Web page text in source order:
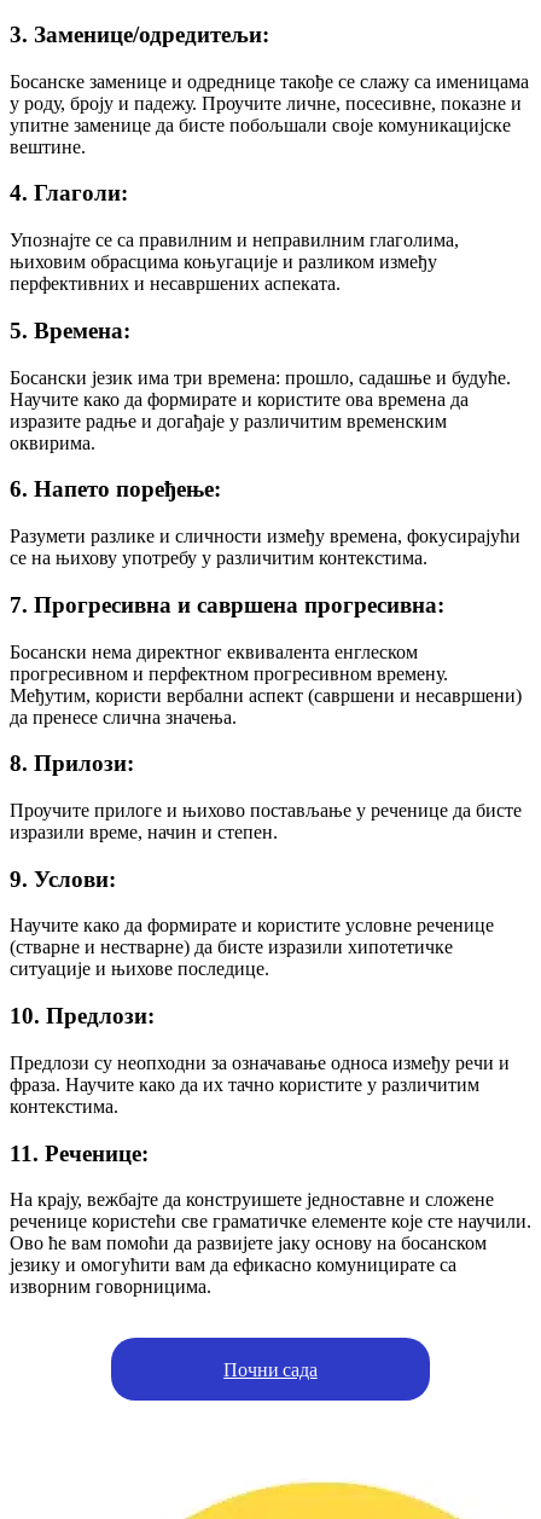
3. Заменице/одредитељи:
Босанске заменице и одреднице такође се слажу са именицама
у роду, броју и падежу. Проучите личне, посесивне, показне и
упитне заменице да бисте побољшали своје комуникацијске
вештине.
4. Глаголи:
Упознајте се са правилним и неправилним глаголима,
њиховим обрасцима коњугације и разликом између
перфективних и несавршених аспеката.
5. Времена:
Босански језик има три времена: прошло, садашње и будуће.
Научите како да формирате и користите ова времена да
изразите радње и догађаје у различитим временским
оквирима.
6. Напето поређење:
Разумети разлике и сличности између времена, фокусирајући
се на њихову употребу у различитим контекстима.
7. Прогресивна и савршена прогресивна:
Босански нема директног еквивалента енглеском
прогресивном и перфектном прогресивном времену.
Међутим, користи вербални аспект (савршени и несавршени)
да пренесе слична значења.
8. Прилози:
Проучите прилоге и њихово постављање у реченице да бисте
изразили време, начин и степен.
9. Услови:
Научите како да формирате и користите условне реченице
(стварне и нестварне) да бисте изразили хипотетичке
ситуације и њихове последице.
10. Предлози:
Предлози су неопходни за означавање односа између речи и
фраза. Научите како да их тачно користите у различитим
контекстима.
11. Реченице:
На крају, вежбајте да конструишете једноставне и сложене
реченице користећи све граматичке елементе које сте научили.
Ово ће вам помоћи да развијете јаку основу на босанском
језику и омогућити вам да ефикасно комуницирате са
изворним говорницима.
Почни сада